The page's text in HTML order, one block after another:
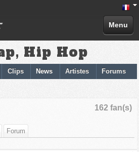
Menu
Hip Hop
Clips News Artistes Forums
162 fan(s)
Forum